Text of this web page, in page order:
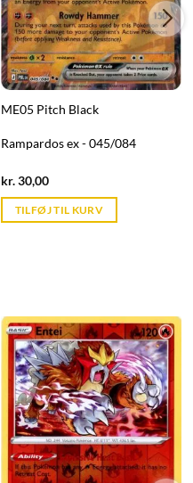
ME05 Pitch Black
Rampardos ex - 045/084
kr.30,00Current
is:
kr. 39,95.
TILFØJ TIL KURV